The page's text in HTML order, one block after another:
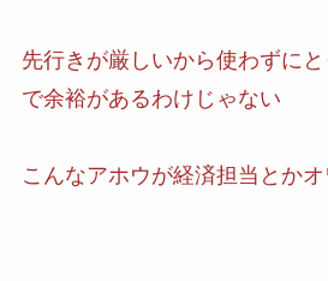
先行きが厳しいから使わずに
で余裕があるわけじゃない
こんなアホウが経済担当とか